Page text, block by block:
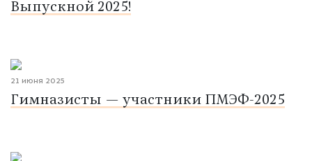
Выпускной 2025!
21 июня 2025
Гимназисты — участники ПМЭФ-2025